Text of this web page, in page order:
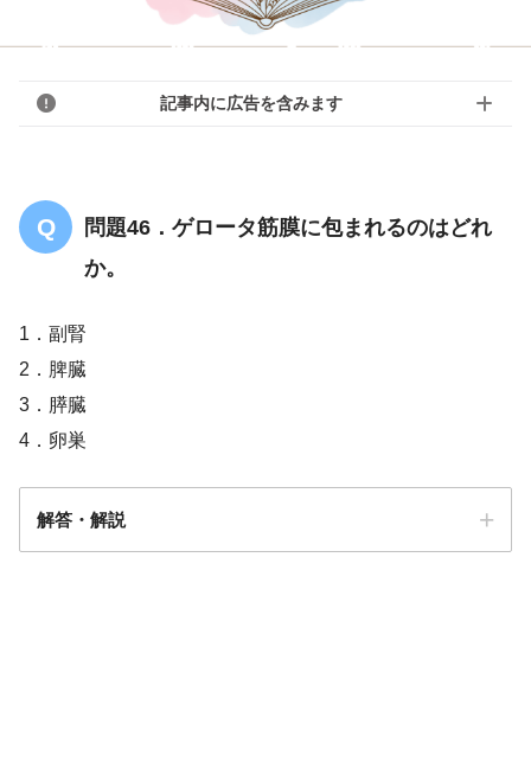
記事内に広告を含みます
問題46．ゲロータ筋膜に包まれるのはどれ
か。
1．副腎
2．脾臓
3．膵臓
4．卵巣
解答・解説